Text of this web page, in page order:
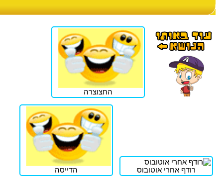
החצוצרה
רודף אחרי אוטובוס הדייסה